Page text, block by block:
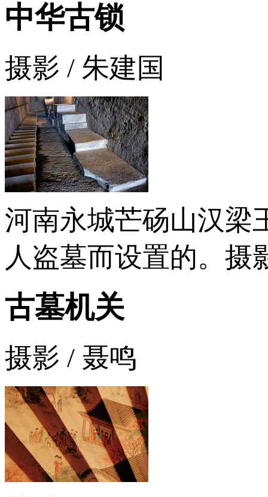
中华古锁
摄影 / 朱建国
河南永城芒砀山汉梁
人盗墓而设置的。摄
古墓机关
摄影 / 聂鸣